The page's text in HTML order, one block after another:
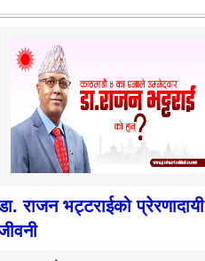
राजन भट्टराईको प्रेरणादायी